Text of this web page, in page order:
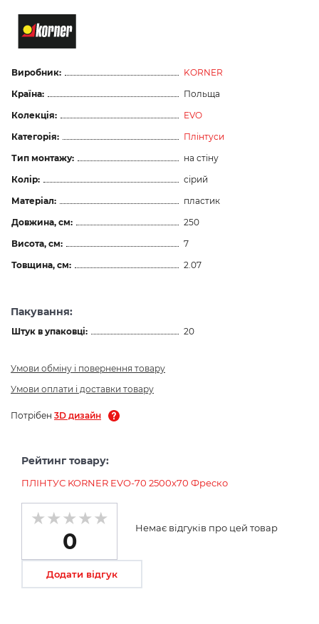
Виробник:
KORNER
Країна:
Польща
Колекція:
EVO
Категорія:
Плінтуси
Тип монтажу:
на стіну
Колір:
сірий
Матеріал:
пластик
Довжина, см:
250
Висота, см:
7
Товщина, см:
2.07
Пакування:
Штук в упаковці: 20
Умови обміну і повернення товару
Умови оплати і доставки товару
Потрібен 3D дизайн
Рейтинг товару:
ПЛІНТУС KORNER EVO-70 2500х70 Фреско
0
Немає відгуків про цей товар
Додати відгук